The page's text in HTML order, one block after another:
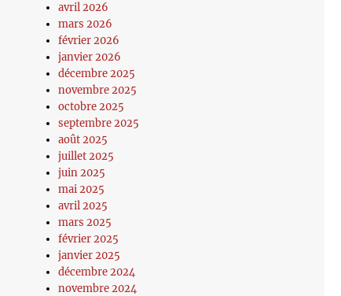
avril 2026
mars 2026
février 2026
janvier 2026
décembre 2025
novembre 2025
octobre 2025
septembre 2025
août 2025
juillet 2025
juin 2025
mai 2025
avril 2025
mars 2025
février 2025
janvier 2025
décembre 2024
novembre 2024